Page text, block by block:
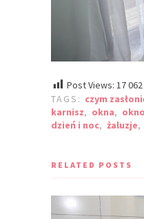
Post Views: 17 062
TAGS: czym
karnisz, okna, okno
dzień i noc, żaluzje,
RELATED POSTS